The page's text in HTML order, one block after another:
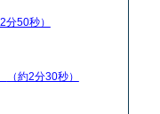
2分50秒）
（約2分30秒）